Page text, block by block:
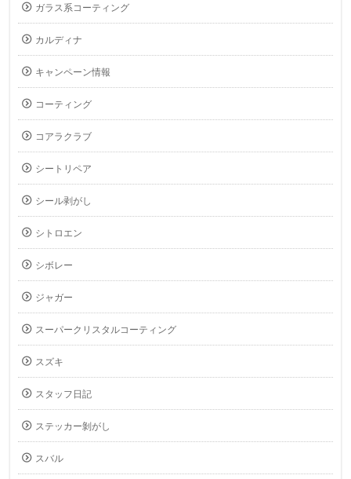
ガラス系コーティング
カルディナ
キャンペーン情報
コーティング
コアラクラブ
シートリペア
シール剥がし
シトロエン
シボレー
ジャガー
スーパークリスタルコーティング
スズキ
スタッフ日記
ステッカー剝がし
スバル